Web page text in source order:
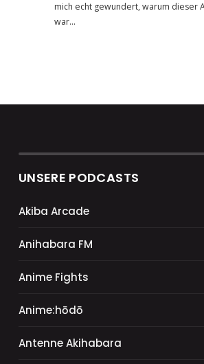
mich echt gewundert, warum dieser
war…
UNSERE PODCASTS
Akiba Arcade
Anihabara FM
Anime Fights
Anime:hōdō
Antenne Akihabara